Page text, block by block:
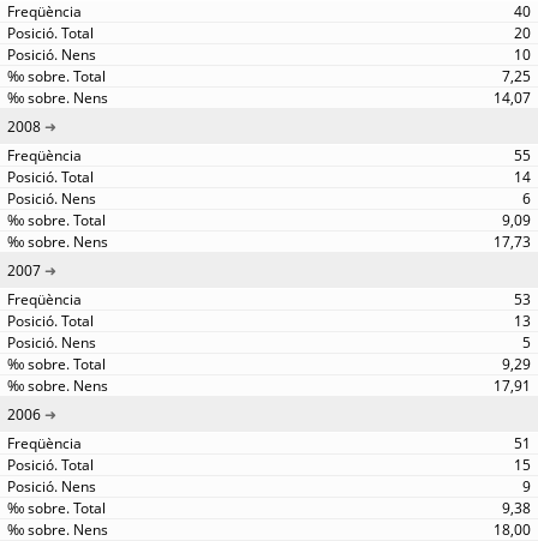
40
20
10
7,25
14,07
2008
55
14
6
9,09
17,73
2007
53
13
5
9,29
17,91
2006
51
15
9
9,38
18,00